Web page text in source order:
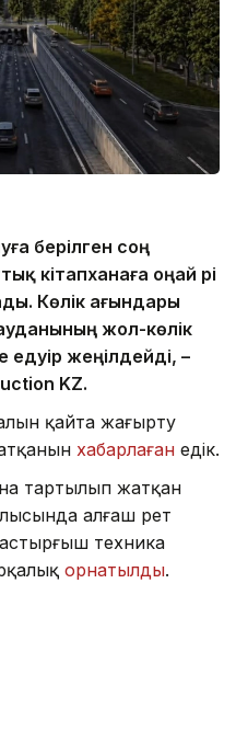
берілген соң
кітапханаға оңай әрі
Көлік ағындары
жол-көлік
жеңілдейді, –
KZ.
қайта жаңғырту
хабарлаған едік.
тартылып жатқан
алғаш рет
техника
орнатылды.